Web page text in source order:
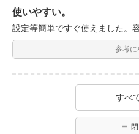
使いやすい。
設定等簡単ですぐ使えました。
参考に
すべ